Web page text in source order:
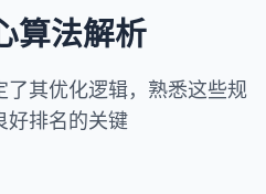
算法解析
了其优化逻辑，熟悉这些规
好排名的关键